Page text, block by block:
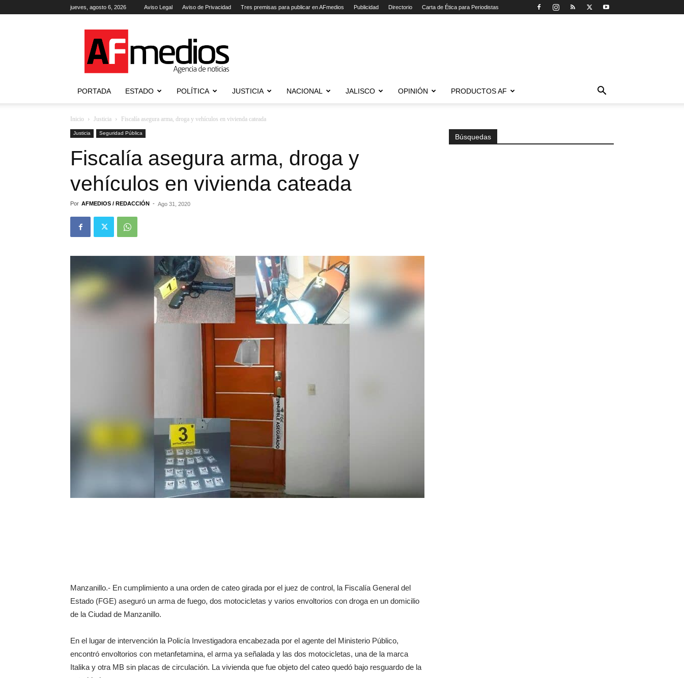
jueves, agosto 6, 2026 Aviso Legal Aviso de Privacidad Tres premisas para publicar en AFmedios Publicidad Directorio Carta de Ética para Periodistas
Agencia
de
Noticias
PORTADA ESTADO POLÍTICA JUSTICIA NACIONAL JALISCO OPINIÓN PRODUCTOS AF
Inicio Justicia Fiscalía asegura arma, droga y vehículos en vivienda cateada
Justicia Seguridad Pública
Fiscalía asegura arma, droga y
vehículos en vivienda cateada
Por AFMEDIOS / REDACCIÓN - Ago 31, 2020
Manzanillo.- En cumplimiento a una orden de cateo girada por el juez de control, la Fiscalía General del
Estado (FGE) aseguró un arma de fuego, dos motocicletas y varios envoltorios con droga en un domicilio
de la Ciudad de Manzanillo.
En el lugar de intervención la Policía Investigadora encabezada por el agente del Ministerio Público,
encontró envoltorios con metanfetamina, el arma ya señalada y las dos motocicletas, una de la marca
Italika y otra MB sin placas de circulación. La vivienda que fue objeto del cateo quedó bajo resguardo de la
Búsquedas